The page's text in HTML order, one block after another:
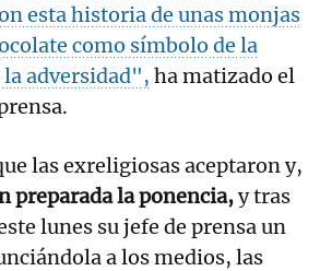
esta historia de unas monjas
como símbolo de la
adversidad", ha matizado el
las exreligiosas aceptaron y,
preparada la ponencia,y tras
lunes su jefe de prensa un
a los medios, las